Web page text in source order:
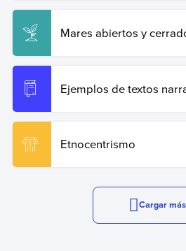
Mares abiertos y
Ejemplos de textos
Etnocentrismo
Cargar más